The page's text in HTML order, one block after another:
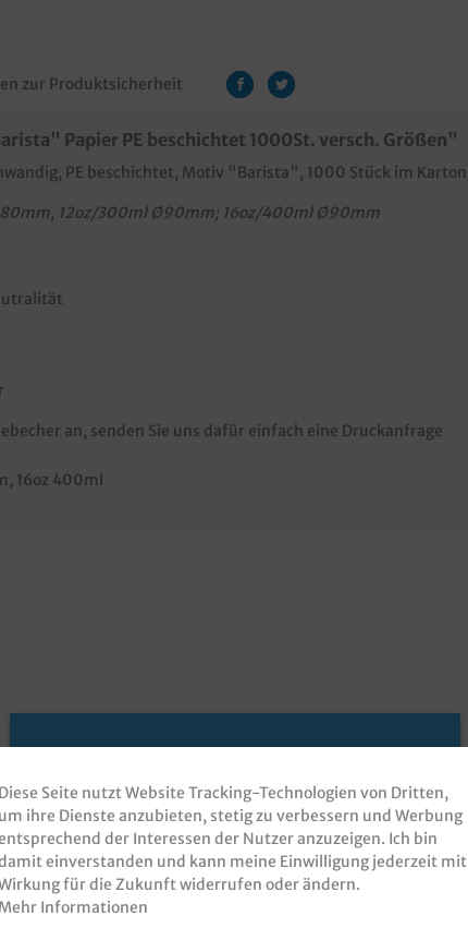
zur Produktsicherheit
Papier PE beschichtet 1000St. versch. Größen"
PE beschichtet, Motiv "Barista", 1000 Stück im Karton,
12oz/300ml Ø90mm; 16oz/400ml Ø90mm
an, senden Sie uns dafür einfach eine Druckanfrage
, 16oz 400ml
Diese Seite nutzt Website Tracking-Technologien von Dritten,
um ihre Dienste anzubieten, stetig zu verbessern und Werbung
der Interessen der Nutzer anzuzeigen. Ich bin
einverstanden und kann meine Einwilligung jederzeit mit
für die Zukunft widerrufen oder ändern.
Mehr Informationen